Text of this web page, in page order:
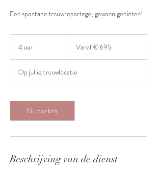
Een spontane trouwreportage; gewoon genieten!
4 uur
r
euroVanaf € 695
Op jullie trouwlocatie
Nu boeken
Beschrijving van de dienst